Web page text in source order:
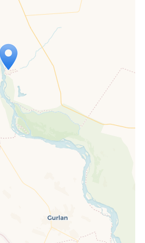
is loading...
after your page is
leafletJS files are